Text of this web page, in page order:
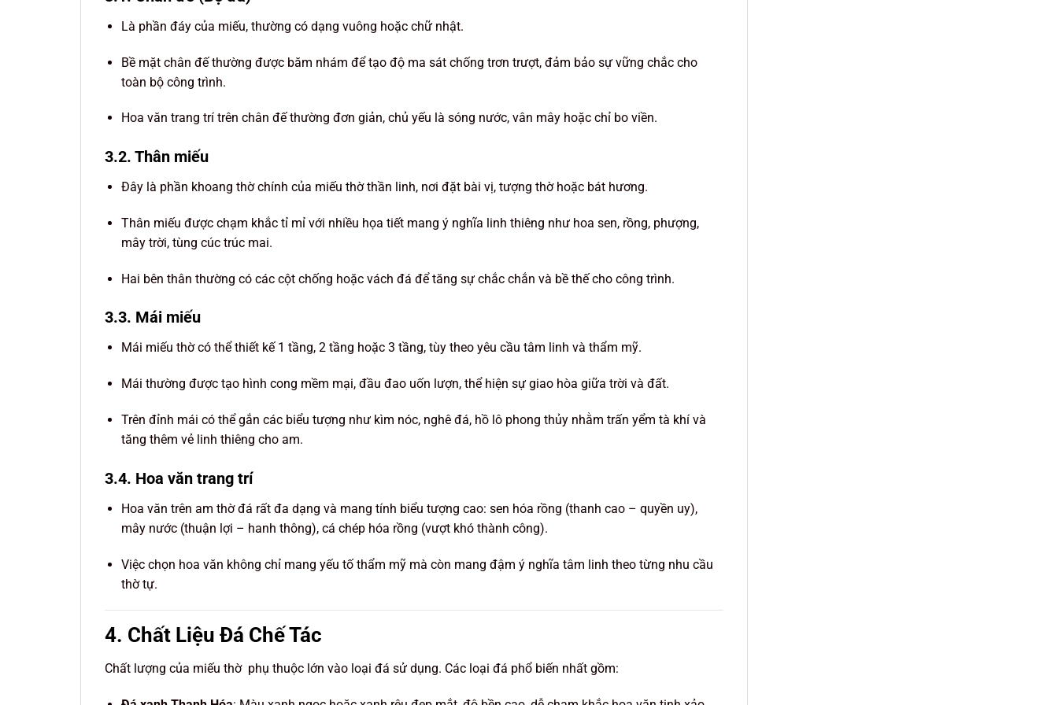
Là phần đáy của miếu, thường có dạng vuông hoặc chữ nhật.
Bề mặt chân đế thường được băm nhám để tạo độ ma sát chống trơn trượt, đảm bảo sự vững chắc cho
toàn bộ công trình.
Hoa văn trang trí trên chân đế thường đơn giản, chủ yếu là sóng nước, vân mây hoặc chỉ bo viền.
3.2. Thân miếu
Đây là phần khoang thờ chính của miếu thờ thần linh, nơi đặt bài vị, tượng thờ hoặc bát hương.
Thân miếu được chạm khắc tỉ mỉ với nhiều họa tiết mang ý nghĩa linh thiêng như hoa sen, rồng, phượng,
mây trời, tùng cúc trúc mai.
Hai bên thân thường có các cột chống hoặc vách đá để tăng sự chắc chắn và bề thế cho công trình.
3.3. Mái miếu
Mái miếu thờ có thể thiết kế 1 tầng, 2 tầng hoặc 3 tầng, tùy theo yêu cầu tâm linh và thẩm mỹ.
Mái thường được tạo hình cong mềm mại, đầu đao uốn lượn, thể hiện sự giao hòa giữa trời và đất.
Trên đỉnh mái có thể gắn các biểu tượng như kìm nóc, nghê đá, hồ lô phong thủy nhằm trấn yểm tà khí và
tăng thêm vẻ linh thiêng cho am.
3.4. Hoa văn trang trí
Hoa văn trên am thờ đá rất đa dạng và mang tính biểu tượng cao: sen hóa rồng (thanh cao – quyền uy),
mây nước (thuận lợi – hanh thông), cá chép hóa rồng (vượt khó thành công).
Việc chọn hoa văn không chỉ mang yếu tố thẩm mỹ mà còn mang đậm ý nghĩa tâm linh theo từng nhu cầu
thờ tự.
4. Chất Liệu Đá Chế Tác
Chất lượng của miếu thờ phụ thuộc lớn vào loại đá sử dụng. Các loại đá phổ biến nhất gồm: